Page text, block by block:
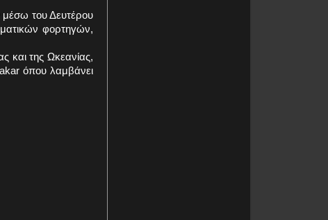
μέσω του Δευτέρου
φορτηγών,
και της Ωκεανίας,
όπου λαμβάνει